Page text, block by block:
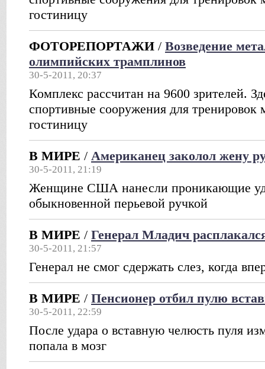
гостиницу
ФОТОРЕПОРТАЖИ / Возведение
олимпийских трамплинов
30-5-2011, 20:37
Комплекс рассчитан на 9600 зрителей.
спортивные сооружения для тренировок
гостиницу
В МИРЕ / Американец заколол жену
30-5-2011, 21:19
Женщине США нанесли проникающие
обыкновенной перьевой ручкой
В МИРЕ / Генерал Младич
30-5-2011, 21:57
Генерал не смог сдержать слез, когда
В МИРЕ / Пенсионер отбил пулю
30-5-2011, 22:59
После удара о вставную челюсть пуля
попала в мозг